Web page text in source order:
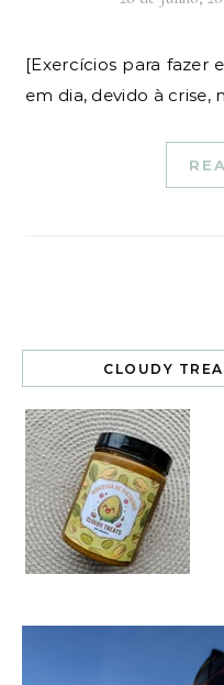
[Exercícios para fazer em casa] Olá! Eu sei que hoje
em dia, devido à
CLOUDY